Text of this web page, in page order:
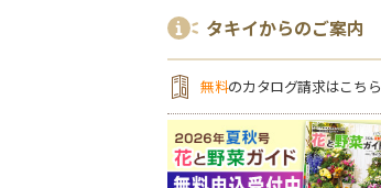
タキイからのご案内
無料のカタログ請求はこちら